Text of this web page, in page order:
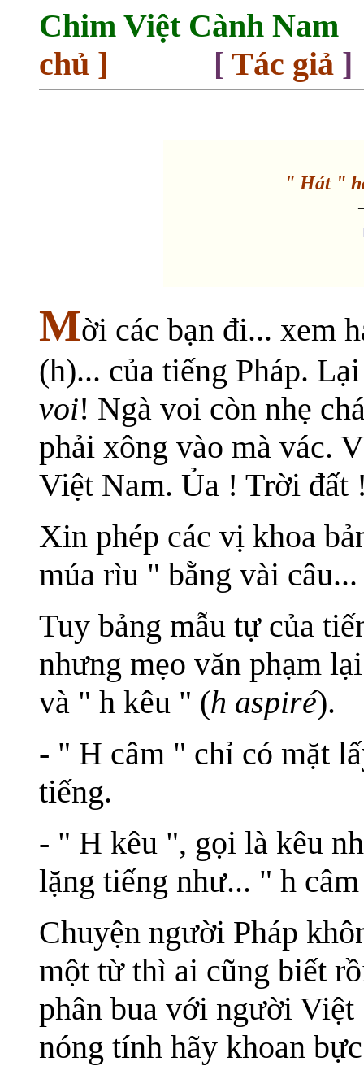
Chim Việt Cành Nam
chủ ] [ Tác giả ]
" Hát "
Mời các bạn đi... xem
(h)... của tiếng Pháp.
voi! Ngà voi còn nhẹ
phải xông vào mà vác.
Việt Nam. Ủa ! Trời đất
Xin phép các vị khoa
múa rìu " bằng vài
Tuy bảng mẫu tự của
nhưng mẹo văn phạm
và " h kêu " (h aspiré).
- " H câm " chỉ có mặt
tiếng.
- " H kêu ", gọi là kêu
lặng tiếng như... " h
Chuyện người Pháp
một từ thì ai cũng biết
phân bua với người
nóng tính hãy khoan